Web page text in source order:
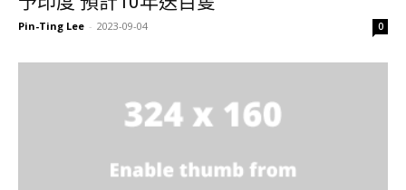
Pin-Ting Lee - 2023-09-04 0